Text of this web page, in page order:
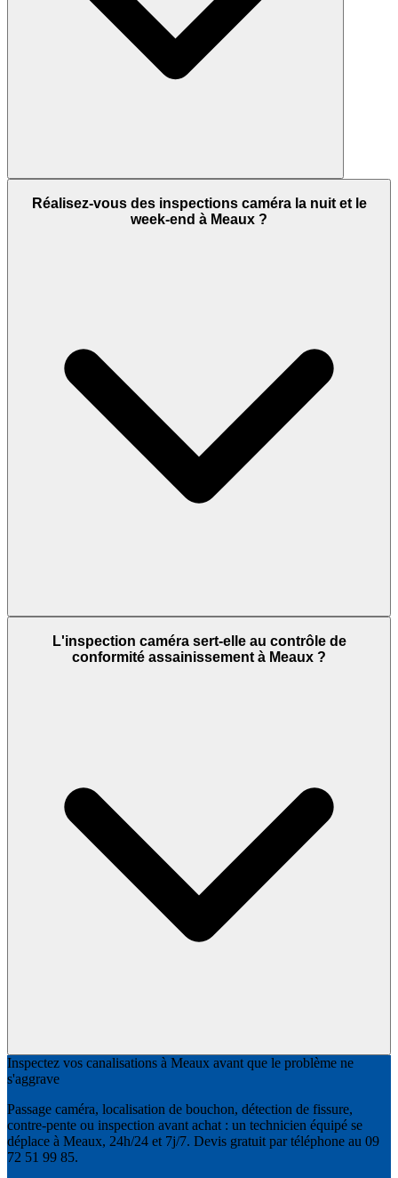
Réalisez-vous des inspections caméra la nuit et le
week-end à Meaux ?
L'inspection caméra sert-elle au contrôle de
conformité assainissement à Meaux ?
Inspectez vos canalisations à Meaux avant que le problème ne
s'aggrave
Passage caméra, localisation de bouchon, détection de fissure,
contre-pente ou inspection avant achat : un technicien équipé se
déplace à Meaux, 24h/24 et 7j/7. Devis gratuit par téléphone au 09
72 51 99 85.